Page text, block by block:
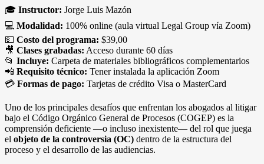
🎓 Instructor: Jorge Luis Mazón
💻 Modalidad: 100% online (aula virtual Legal Group vía Zoom)
💵 Costo del programa: $39,00
🎥 Clases grabadas: Acceso durante 60 días
📂 Incluye: Carpeta de materiales bibliográficos complementarios
📲 Requisito técnico: Tener instalada la aplicación Zoom
💳 Formas de pago: Tarjetas de crédito Visa o MasterCard
Uno de los principales desafíos que enfrentan los abogados al litigar
bajo el Código Orgánico General de Procesos (COGEP) es la
comprensión deficiente —o incluso inexistente— del rol que juega
el objeto de la controversia (OC) dentro de la estructura del
proceso y el desarrollo de las audiencias.